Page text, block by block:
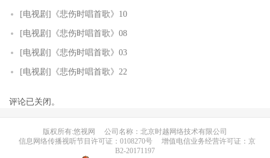
[电视剧]《悲伤时唱首歌》10
[电视剧]《悲伤时唱首歌》08
[电视剧]《悲伤时唱首歌》03
[电视剧]《悲伤时唱首歌》22
评论已关闭。
版权所有:悠视网
公司名称：北京时越网络技术有限公司
信息网络传播视听节目许可证：0108270号
增值电信业务经营许可证：京
B2-20171197